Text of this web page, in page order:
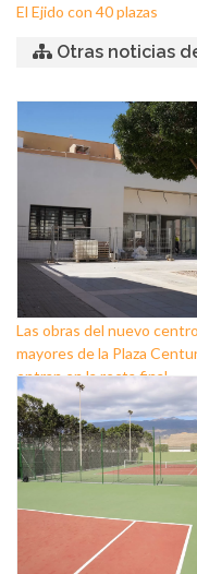
El Ejido con 40 plazas
Otras noticias
Las obras del nuevo
mayores de la Plaza
entran en la recta final